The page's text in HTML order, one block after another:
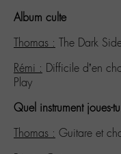
Album culte
Thomas : The Dark
Rémi : Difficile d’en
Play
Quel instrument joues-
Thomas : Guitare et